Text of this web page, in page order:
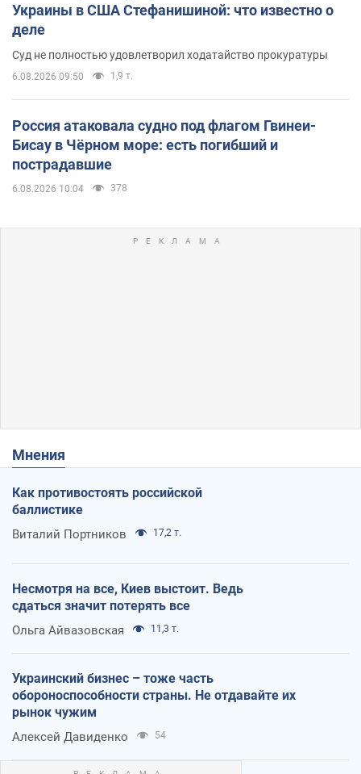
Украины в США Стефанишиной: что известно о
деле
Суд не полностью удовлетворил ходатайство прокуратуры
6.08.2026 09:50 1,9 т.
Россия атаковала судно под флагом Гвинеи-
Бисау в Чёрном море: есть погибший и
пострадавшие
6.08.2026 10:04 378
Мнения
Как противостоять российской
баллистике
Виталий Портников 17,2 т.
Несмотря на все, Киев выстоит. Ведь
сдаться значит потерять все
Ольга Айвазовская 11,3 т.
Украинский бизнес – тоже часть
обороноспособности страны. Не отдавайте их
рынок чужим
Алексей Давиденко 54